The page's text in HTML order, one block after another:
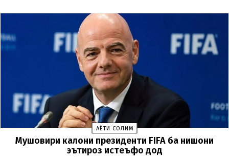
ҲАЁТИ СОЛИМ
Мушовири калони президенти FIFA ба нишони
эътироз истеъфо дод